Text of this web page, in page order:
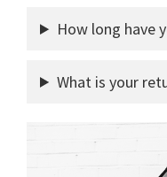
How long have
What is your